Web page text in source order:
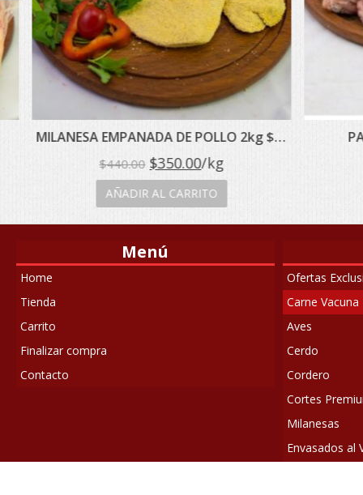
MILANESA EMPANADA DE POLLO 2kg $700
440.00 El
precio
original
$440.00.
$350.00El
precio
actual
$350.00.
/kg
AÑADIR AL CARRITO
Menú
Home
Tienda
Carrito
Finalizar compra
Contacto
Ofertas
Carne Vacuna
Aves
Cerdo
Cordero
Cortes
Milanesas
Envasados al